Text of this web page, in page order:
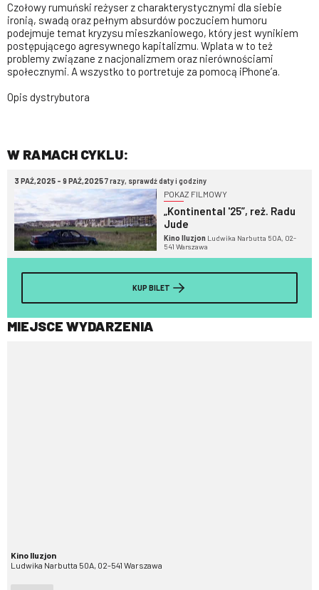
Czołowy rumuński reżyser z charakterystycznymi dla siebie
ironią, swadą oraz pełnym absurdów poczuciem humoru
podejmuje temat kryzysu mieszkaniowego, który jest wynikiem
postępującego agresywnego kapitalizmu. Wplata w to też
problemy związane z nacjonalizmem oraz nierównościami
społecznymi. A wszystko to portretuje za pomocą iPhone’a.
Opis dystrybutora
W RAMACH CYKLU:
3 PAŹ,2025 - 9 PAŹ,20257 razy, sprawdź daty i godziny
POKAZ FILMOWY
„Kontinental '25”, reż. Radu
Jude
Kino Iluzjon Ludwika Narbutta 50A, 02-
541 Warszawa
KUP BILET
MIEJSCE WYDARZENIA
Kino Iluzjon
Ludwika Narbutta 50A, 02-541 Warszawa